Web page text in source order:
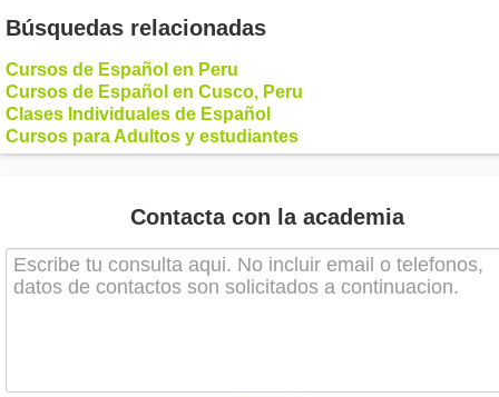
Búsquedas relacionadas
Cursos de Español en Peru
Cursos de Español en Cusco, Peru
Clases Individuales de Español
Cursos para Adultos y estudiantes
Contacta con la academia